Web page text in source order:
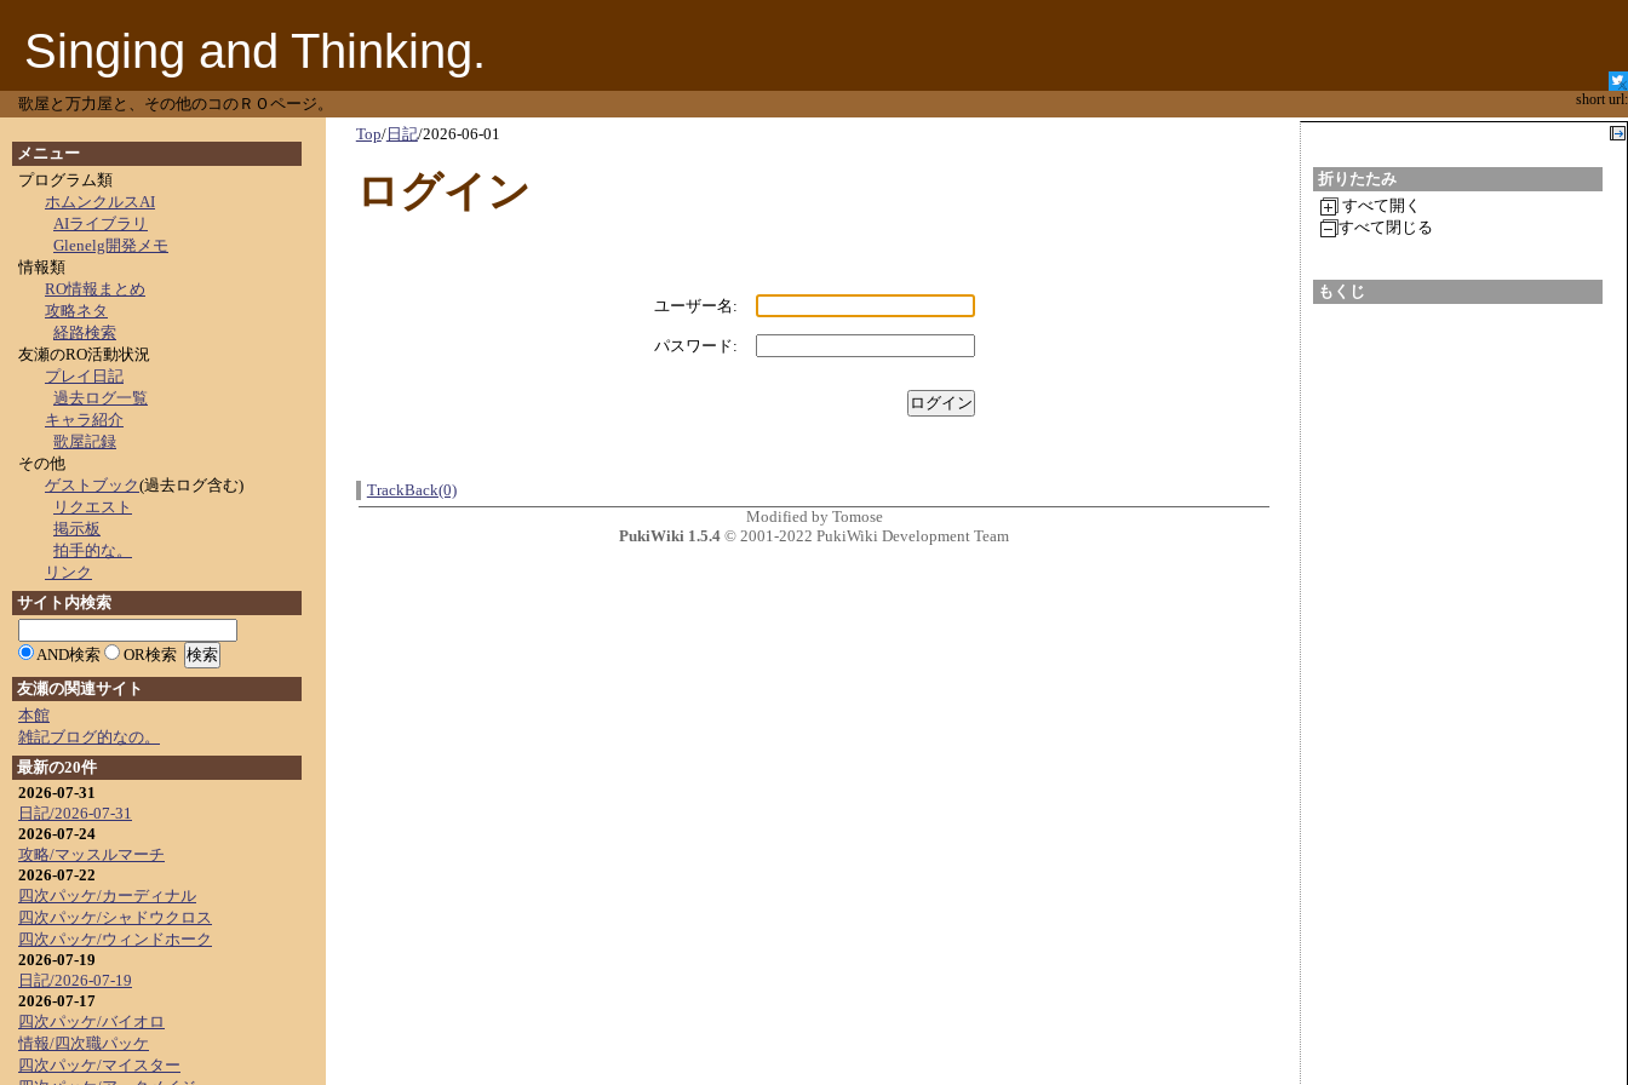
Singing and Thinking.
歌屋と万力屋と、その他のコのＲＯページ。 short url:
Top/日記/2026-06-01
ログイン
ユーザー名:
パスワード:
TrackBack(0)
折りたたみ
すべて開く
すべて閉じる
もくじ
メニュー
プログラム類
ホムンクルスAI
AIライブラリ
Glenelg開発メモ
情報類
RO情報まとめ
攻略ネタ
経路検索
友瀬のRO活動状況
プレイ日記
過去ログ一覧
キャラ紹介
歌屋記録
その他
ゲストブック(過去ログ含む)
リクエスト
掲示板
拍手的な。
リンク
サイト内検索
AND検索
OR検索
友瀬の関連サイト
本館
雑記ブログ的なの。
最新の20件
2026-07-31
日記/2026-07-31
2026-07-24
攻略/マッスルマーチ
2026-07-22
四次パッケ/カーディナル
四次パッケ/シャドウクロス
四次パッケ/ウィンドホーク
2026-07-19
日記/2026-07-19
2026-07-17
四次パッケ/バイオロ
情報/四次職パッケ
四次パッケ/マイスター
Modified by Tomose
PukiWiki 1.5.4 © 2001-2022 PukiWiki Development Team